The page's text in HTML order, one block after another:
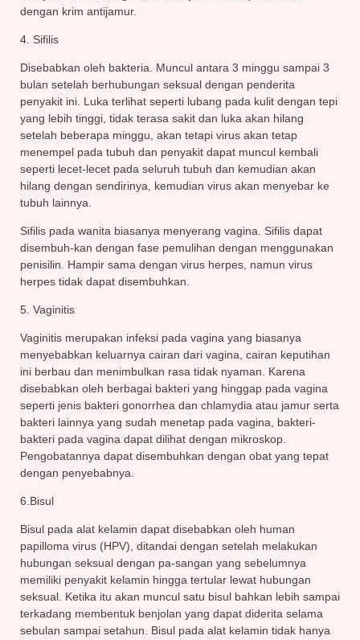
dengan krim antijamur.
4. Sifilis
Disebabkan oleh bakteria. Muncul antara 3 minggu sampai 3
bulan setelah berhubungan seksual dengan penderita
penyakit ini. Luka terlihat seperti lubang pada kulit dengan tepi
yang lebih tinggi, tidak terasa sakit dan luka akan hilang
setelah beberapa minggu, akan tetapi virus akan tetap
menempel pada tubuh dan penyakit dapat muncul kembali
seperti lecet-lecet pada seluruh tubuh dan kemudian akan
hilang dengan sendirinya, kemudian virus akan menyebar ke
tubuh lainnya.
Sifilis pada wanita biasanya menyerang vagina. Sifilis dapat
disembuh-kan dengan fase pemulihan dengan menggunakan
penisilin. Hampir sama dengan virus herpes, namun virus
herpes tidak dapat disembuhkan.
5. Vaginitis
Vaginitis merupakan infeksi pada vagina yang biasanya
menyebabkan keluarnya cairan dari vagina, cairan keputihan
ini berbau dan menimbulkan rasa tidak nyaman. Karena
disebabkan oleh berbagai bakteri yang hinggap pada vagina
seperti jenis bakteri gonorrhea dan chlamydia atau jamur serta
bakteri lainnya yang sudah menetap pada vagina, bakteri-
bakteri pada vagina dapat dilihat dengan mikroskop.
Pengobatannya dapat disembuhkan dengan obat yang tepat
dengan penyebabnya.
6.Bisul
Bisul pada alat kelamin dapat disebabkan oleh human
papilloma virus (HPV), ditandai dengan setelah melakukan
hubungan seksual dengan pa-sangan yang sebelumnya
memiliki penyakit kelamin hingga tertular lewat hubungan
seksual. Ketika itu akan muncul satu bisul bahkan lebih sampai
terkadang membentuk benjolan yang dapat diderita selama
sebulan sampai setahun. Bisul pada alat kelamin tidak hanya